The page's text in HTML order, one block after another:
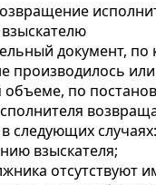
документ, по
производилось
объеме, по
следующих случаях:
взыскателя;
отсутствуют